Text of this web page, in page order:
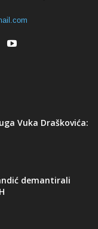
Vuka Draškovića:
demantirali